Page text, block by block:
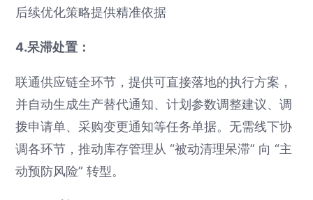
后续优化策略提供精准依据
4.呆滞处置：
联通供应链全环节，提供可直接落地的执行方案，
并自动生成生产替代通知、计划参数调整建议、调
拨申请单、采购变更通知等任务单据。无需线下协
调各环节，推动库存管理从 “被动清理呆滞” 向 “主
动预防风险” 转型。